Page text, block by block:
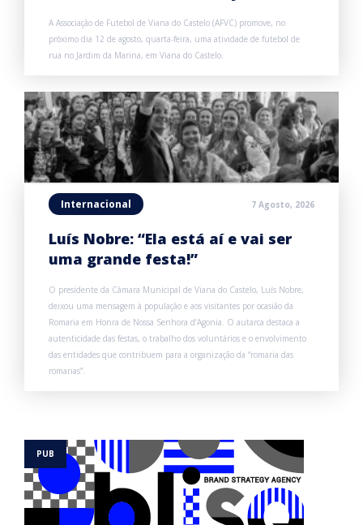
A Associação de Futebol de Viana do Castelo (AFVC) promove, no
próximo dia 12 de agosto, quarta-feira, uma atividade de futebol de
rua no Jardim da Marina, em Viana do Castelo.
Internacional 7 Agosto, 2026
Luís Nobre: “Ela está aí e vai ser
uma grande festa!”
O presidente da Câmara Municipal de Viana do Castelo, Luís Nobre,
deixou uma mensagem à população e aos visitantes por ocasião da
Romaria em Honra de Nossa Senhora d’Agonia. O autarca destaca a
autenticidade das festas, o trabalho dos voluntários e o envolvimento
das entidades que contribuem para a organização da “romaria das
romarias”.